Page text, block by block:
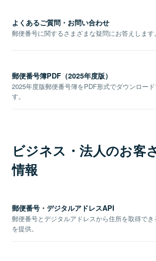
よくあるご質問・お問い合わせ
郵便番号に関するさまざまな疑問にお答えします。
郵便番号簿PDF（2025年度版）
2025年度版郵便番号簿をPDF形式でダウンロード
す。
ビジネス・法人のお客
情報
郵便番号・デジタルアドレスAPI
郵便番号とデジタルアドレスから住所を取得で
を提供。